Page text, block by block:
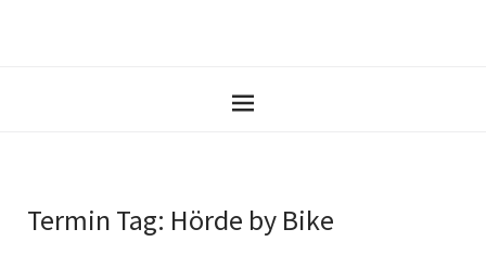
Termin Tag: Hörde by Bike